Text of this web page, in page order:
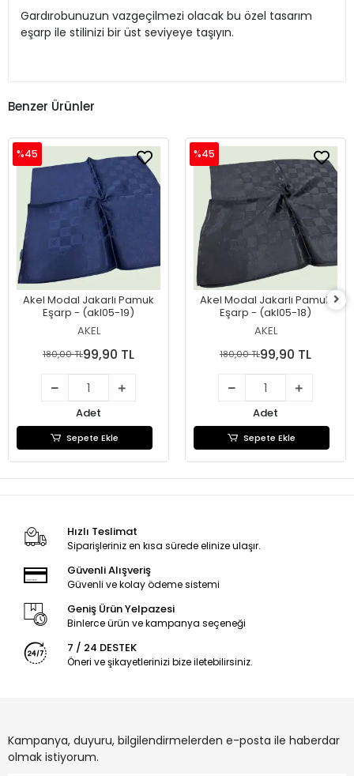
Gardırobunuzun vazgeçilmezi olacak bu özel tasarım
eşarp ile stilinizi bir üst seviyeye taşıyın.
Benzer Ürünler
Akel Modal Jakarlı Pamuk
Eşarp - (akl05-19)
AKEL
%45
180,00 TL99,90 TL
Adet
Sepete Ekle
Akel Modal Jakarlı Pamuk
Eşarp - (akl05-18)
AKEL
%45
180,00 TL99,90 TL
Adet
Sepete Ekle
Hızlı Teslimat
Siparişleriniz en kısa sürede elinize ulaşır.
Güvenli Alışveriş
Güvenli ve kolay ödeme sistemi
Geniş Ürün Yelpazesi
Binlerce ürün ve kampanya seçeneği
7 / 24 DESTEK
Öneri ve şikayetlerinizi bize iletebilirsiniz.
Kampanya, duyuru, bilgilendirmelerden e-posta ile haberdar
olmak istiyorum.